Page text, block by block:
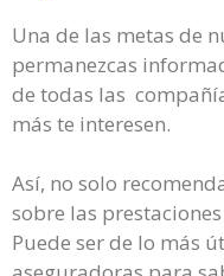
Una de las metas de
permanezcas
de todas las
más te interesen.
Así, no solo
sobre las
Puede ser de lo más